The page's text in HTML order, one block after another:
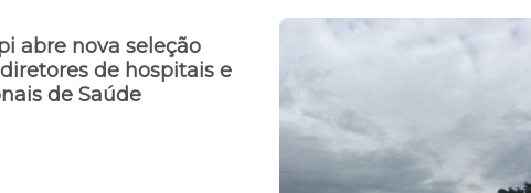
abre nova seleção
de hospitais e
de Saúde